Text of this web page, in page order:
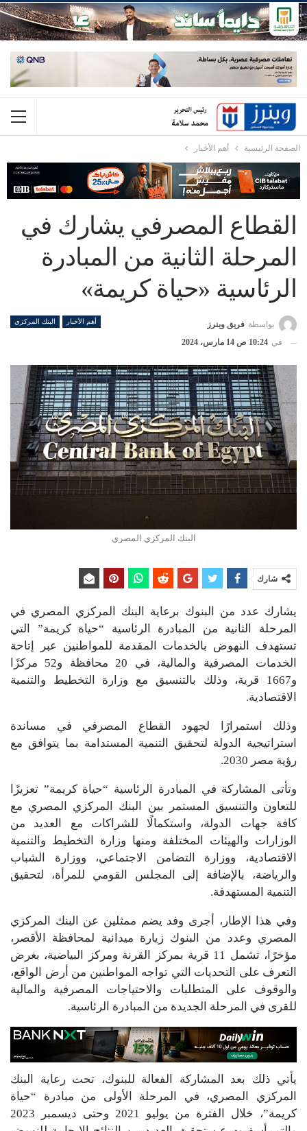
الصفحة الرئيسية أهم الأخبار
القطاع المصرفي يشارك في
المرحلة الثانية من المبادرة
الرئاسية «حياة كريمة»
أهم الأخبار البنك المركزي بواسطة فريق وينرز
في 10:24 ص 14 مارس، 2024
البنك المركزي المصري
شارك
يشارك عدد من البنوك برعاية البنك المركزي المصري في
المرحلة الثانية من المبادرة الرئاسية “حياة كريمة” التي
تستهدف النهوض بالخدمات المقدمة للمواطنين عبر إتاحة
الخدمات المصرفية والمالية، في 20 محافظة و52 مركزًا
و1667 قرية، وذلك بالتنسيق مع وزارة التخطيط والتنمية
الاقتصادية.
وذلك استمرارًا لجهود القطاع المصرفي في مساندة
استراتيجية الدولة لتحقيق التنمية المستدامة بما يتوافق مع
رؤية مصر 2030.
وتأتى المشاركة في المبادرة الرئاسية “حياة كريمة” تعزيزًا
للتعاون والتنسيق المستمر بين البنك المركزي المصري مع
كافة جهات الدولة، واستكمالًا للشراكات مع العديد من
الوزارات والهيئات المختلفة ومنها وزارة التخطيط والتنمية
الاقتصادية، ووزارة التضامن الاجتماعي، ووزارة الشباب
والرياضة، بالإضافة إلى المجلس القومي للمرأة، لتحقيق
التنمية المستهدفة.
وفي هذا الإطار، أجرى وفد يضم ممثلين عن البنك المركزي
المصري وعدد من البنوك زيارة ميدانية لمحافظة الأقصر،
مؤخرًا، تشمل 11 قرية بمركز القرنة ومركز البياضية، بغرض
التعرف على التحديات التي تواجه المواطنين من أرض الواقع،
والوقوف على المتطلبات والاحتياجات المصرفية والمالية
للقرى في المرحلة الجديدة من المبادرة الرئاسية.
يأتي ذلك بعد المشاركة الفعالة للبنوك، تحت رعاية البنك
المركزي المصري، في المرحلة الأولى من مبادرة “حياة
كريمة”، خلال الفترة من يوليو 2021 وحتى ديسمبر 2023